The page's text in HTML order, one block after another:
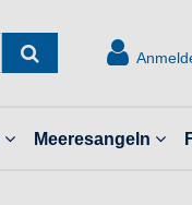
Meeresangeln